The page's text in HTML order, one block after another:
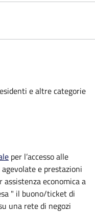
e altre categorie
per l’accesso alle
e prestazioni
economica a
" il buono/ticket di
una rete di negozi